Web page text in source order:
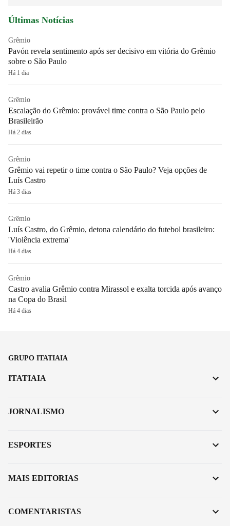
Últimas Notícias
Grêmio
Pavón revela sentimento após ser decisivo em vitória do Grêmio
sobre o São Paulo
Há 1 dia
Grêmio
Escalação do Grêmio: provável time contra o São Paulo pelo
Brasileirão
Há 2 dias
Grêmio
Grêmio vai repetir o time contra o São Paulo? Veja opções de
Luís Castro
Há 3 dias
Grêmio
Luís Castro, do Grêmio, detona calendário do futebol brasileiro:
'Violência extrema'
Há 4 dias
Grêmio
Castro avalia Grêmio contra Mirassol e exalta torcida após avanço
na Copa do Brasil
Há 4 dias
GRUPO ITATIAIA
ITATIAIA
JORNALISMO
ESPORTES
MAIS EDITORIAS
COMENTARISTAS